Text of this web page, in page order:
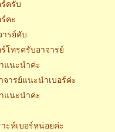
ครับ
คะ
ารย์คับ
โทรครับอาจารย์
แนะนำค่ะ
จารย์แนะนำเบอร์ค่ะ
แนะนำค่ะ
ะห์เบอร์หน่อยค่ะ